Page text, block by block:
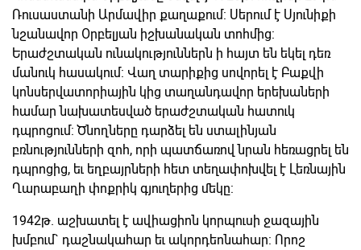
Ռուսաստանի Արմավիր քաղաքում: Սերում է Սյունիքի
նշանավոր Օրբելյան իշխանական տոհմից:
Երաժշտական ունակություններն ի հայտ են եկել դեռ
մանուկ հասակում: Վաղ տարիքից սովորել է Բաքվի
կոնսերվատորիային կից տաղանդավոր երեխաների
համար նախատեսված երաժշտական հատուկ
դպրոցում: Ծնողները դարձել են ստալինյան
բռնությունների զոհ, որի պատճառով նրան հեռացրել են
դպրոցից, եւ եղբայրների հետ տեղափոխվել է Լեռնային
Ղարաբաղի փոքրիկ գյուղերից մեկը:
1942թ. աշխատել է ավիացիոն կորպուսի ջազային
խմբում` դաշնակահար եւ ակորդեոնահար: Որոշ